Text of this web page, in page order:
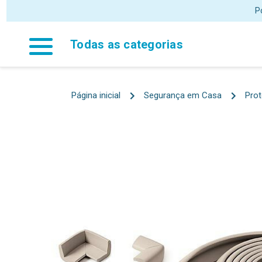
Todas as categorias
Página inicial Segurança em Casa